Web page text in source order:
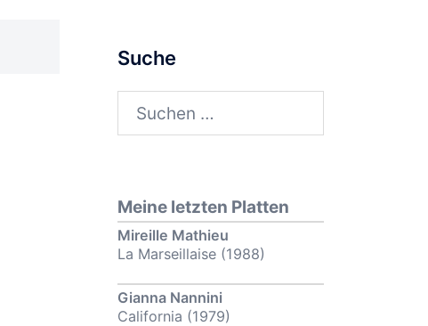
Suche
Suchen
nach:
Meine letzten Platten
Mireille Mathieu
La Marseillaise (1988)
Gianna Nannini
California (1979)